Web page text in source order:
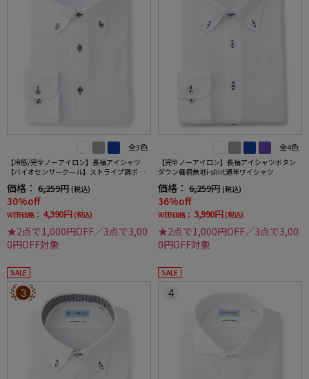
全3色
【冷感/完全ノーアイロン】長袖アイシャツ
【バイオセンサークール】ストライプ調ボタ
効果吸汗速乾ワイシャツ春夏
価格： 6,259円 (税込)
30%off
WEB価格： 4,390円 (税込)
★2点で1,000円OFF／3点で3,00
0円OFF対象
全4色
【完全ノーアイロン】長袖アイシャツボタン
ダウン織柄無地i-shirt通年ワイシャツ
価格： 6,259円 (税込)
36%off
WEB価格： 3,990円 (税込)
★2点で1,000円OFF／3点で3,00
0円OFF対象
SALE
3
SALE
4